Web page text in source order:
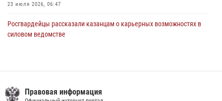
23 июля 2026, 06:47
Росгвардейцы рассказали казанцам о карьерных возможностях в
силовом ведомстве
22 июля 2026, 07:41 6
Правовая информация